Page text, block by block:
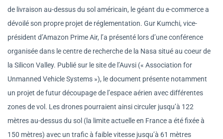
de livraison au-dessus du sol américain, le géant du e-commerce a
dévoilé son propre projet de réglementation. Gur Kumchi, vice-
président d’Amazon Prime Air, l’a présenté lors d’une conférence
organisée dans le centre de recherche de la Nasa situé au coeur de
la Silicon Valley. Publié sur le site de l’Auvsi (« Association for
Unmanned Vehicle Systems »), le document présente notamment
un projet de futur découpage de l’espace aérien avec différentes
zones de vol. Les drones pourraient ainsi circuler jusqu’à 122
mètres au-dessus du sol (la limite actuelle en France a été fixée à
150 mètres) avec un trafic à faible vitesse jusqu’à 61 mètres